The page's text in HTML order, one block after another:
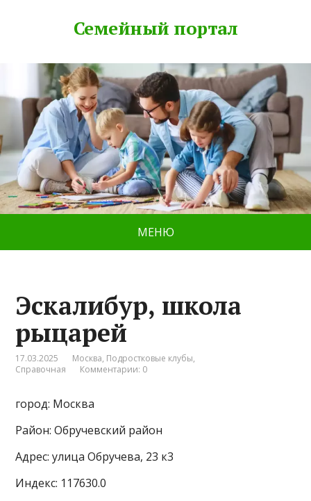
Семейный портал
МЕНЮ
Эскалибур, школа
рыцарей
17.03.2025 Москва, Подростковые клубы,
Справочная
Комментарии: 0
город: Москва
Район: Обручевский район
Адрес: улица Обручева, 23 к3
Индекс: 117630.0